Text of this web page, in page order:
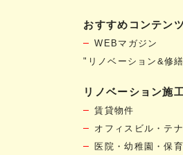
おすすめコンテンツ
WEBマガジン
"リノベーション&修
リノベーション施
賃貸物件
オフィスビル・テ
医院・幼稚園・保